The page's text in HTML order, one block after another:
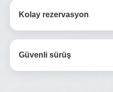
Kolay rezervasyon
Güvenli sürüş